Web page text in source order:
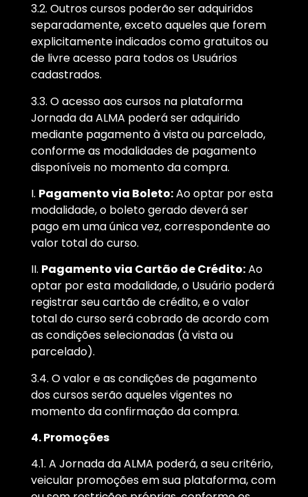
3.2. Outros cursos poderão ser adquiridos
separadamente, exceto aqueles que forem
explicitamente indicados como gratuitos ou
de livre acesso para todos os Usuários
cadastrados.
3.3. O acesso aos cursos na plataforma
Jornada da ALMA poderá ser adquirido
mediante pagamento à vista ou parcelado,
conforme as modalidades de pagamento
disponíveis no momento da compra.
I. Pagamento via Boleto:Ao optar por esta
modalidade, o boleto gerado deverá ser
pago em uma única vez, correspondente ao
valor total do curso.
II. Pagamento via Cartão de Crédito:Ao
optar por esta modalidade, o Usuário poderá
registrar seu cartão de crédito, e o valor
total do curso será cobrado de acordo com
as condições selecionadas (à vista ou
parcelado).
3.4. O valor e as condições de pagamento
dos cursos serão aqueles vigentes no
momento da confirmação da compra.
4. Promoções
4.1. A Jornada da ALMA poderá, a seu critério,
veicular promoções em sua plataforma, com